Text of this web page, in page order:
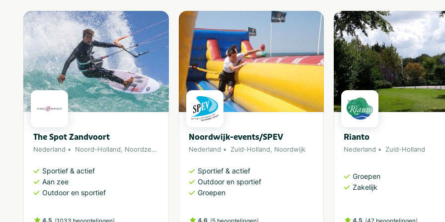
kinderen
Huisdiervriendelijk
jongeren
Stellen
The Spot Zandvoort
Nederland Noord-Holland, Noordzee , Zandvoort
Sportief & actief
Aan zee
Outdoor en sportief
4.5 ( )
Noordwijk-events/SPEV
Nederland Zuid-Holland, Noordwijk
Sportief & actief
Outdoor en sportief
Groepen
4.6 ( )
Rianto
Nederland Zuid-Holland
Groepen
Zakelijk
4.5 ( )